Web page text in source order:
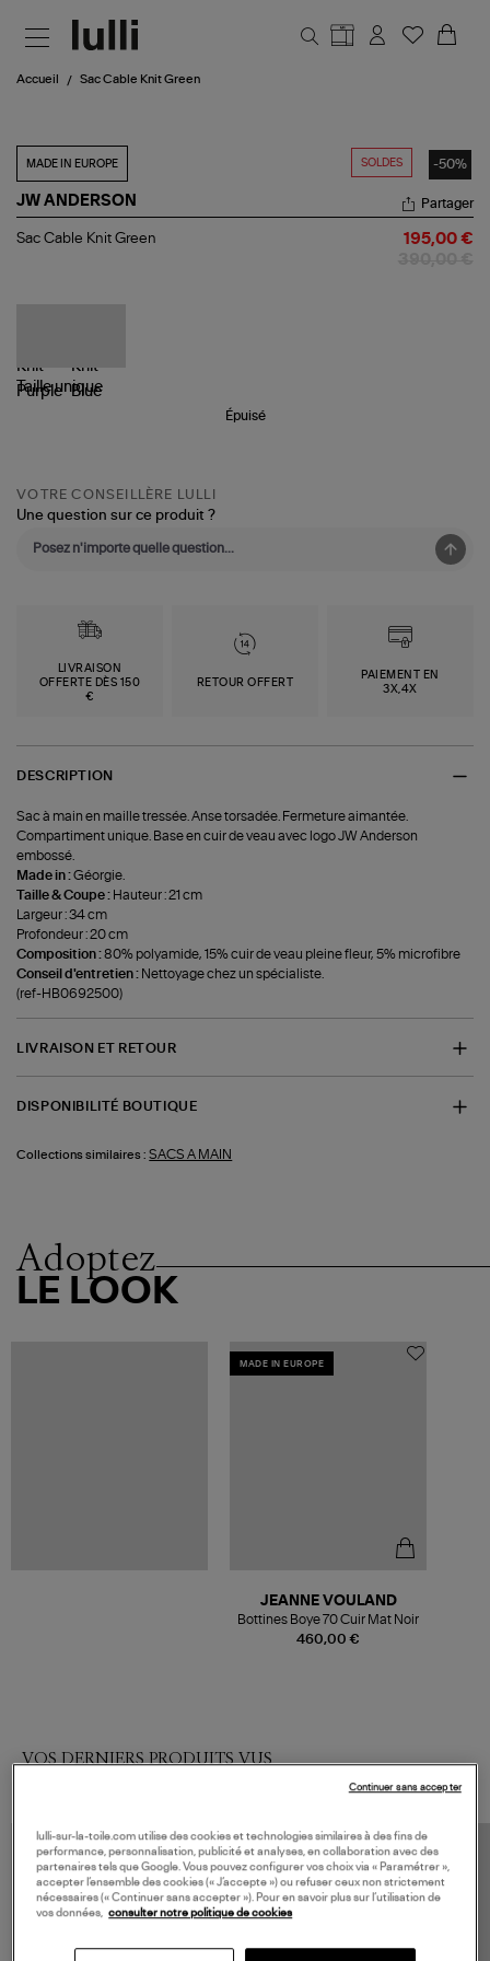
Accueil Sac Cable Knit Green
SOLDES -50%
MADE IN EUROPE
JW ANDERSON
Sac
Partager
Sac Cable Knit Green 195,00 €
Tailleunique
Épuisé
VOTRE CONSEILLÈRE LULLI
Une question sur ce produit ?
LIVRAISON
OFFERTE DÈS 150
€
RETOUR OFFERT
PAIEMENT EN
3X,4X
DESCRIPTION
Sac à main en maille tressée. Anse torsadée. Fermeture aimantée.
Compartiment unique. Base en cuir de veau avec logo JW Anderson
embossé.
Made in :Géorgie.
Taille & Coupe : Hauteur : 21 cm
Largeur : 34 cm
Profondeur : 20 cm
Composition :80% polyamide, 15% cuir de veau pleine fleur, 5% microfibre
Conseil d'entretien : Nettoyage chez un spécialiste.
(ref-HB0692500)
LIVRAISON ET RETOUR
DISPONIBILITÉ BOUTIQUE
Collections similaires : SACS A MAIN
Adoptez
LE LOOK
MADE IN EUROPE
460,00 €
JEANNE VOULAND
Bottines Boye 70 Cuir Mat Noir
VOS DERNIERS PRODUITS VUS
lulli-sur-la-toile.com utilise des cookies et technologies similaires à des fins de
performance, personnalisation, publicité et analyses, en collaboration avec des
partenaires tels que Google. Vous pouvez configurer vos choix via « Paramétrer »,
accepter l’ensemble des cookies (« J’accepte ») ou refuser ceux non strictement
nécessaires (« Continuer sans accepter »). Pour en savoir plus sur l’utilisation de
vos données, consulter notre politique de cookies
Continuer sans accepter